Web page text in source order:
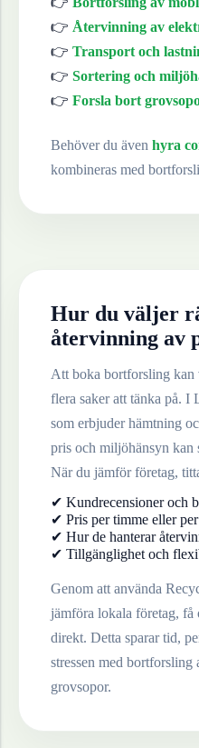
👉 Återvinning av
👉 Transport och
👉 Sortering och
👉 Forsla bort
Behöver du även hyra
kombineras med
Hur du väljer
återvinning av
Att boka bortforsling kan
flera saker att tänka på. I
som erbjuder hämtning
pris och miljöhänsyn kan
När du jämför företag,
✔ Kundrecensioner och
✔ Pris per timme eller
✔ Hur de hanterar
✔ Tillgänglighet och
Genom att använda
jämföra lokala företag, få
direkt. Detta sparar tid,
stressen med
grovsopor.